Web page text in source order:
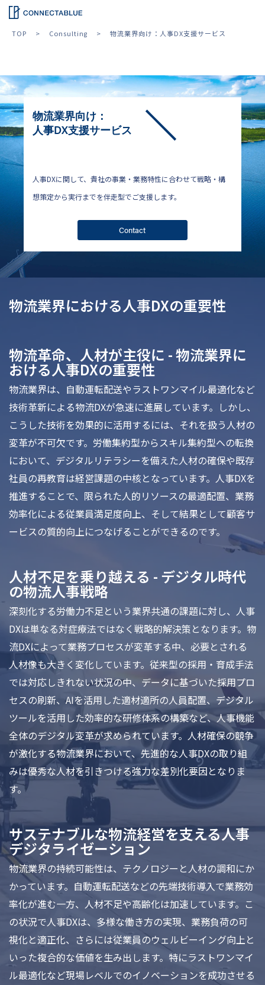
TOP Consulting 物流業界向け：人事DX支援サービス
物流業界向け：
人事DX支援サービス
人事DXに関して、貴社の事業・業務特性に合わせて戦略・構
想策定から実行までを伴走型でご支援します。
Contact
物流業界における人事DXの重要性
物流革命、人材が主役に - 物流業界に
おける人事DXの重要性
物流業界は、自動運転配送やラストワンマイル最適化など
技術革新による物流DXが急速に進展しています。しかし、
こうした技術を効果的に活用するには、それを扱う人材の
変革が不可欠です。労働集約型からスキル集約型への転換
において、デジタルリテラシーを備えた人材の確保や既存
社員の再教育は経営課題の中核となっています。人事DXを
推進することで、限られた人的リソースの最適配置、業務
効率化による従業員満足度向上、そして結果として顧客サ
ービスの質的向上につなげることができるのです。
人材不足を乗り越える - デジタル時代
の物流人事戦略
深刻化する労働力不足という業界共通の課題に対し、人事
DXは単なる対症療法ではなく戦略的解決策となります。物
流DXによって業務プロセスが変革する中、必要とされる
人材像も大きく変化しています。従来型の採用・育成手法
では対応しきれない状況の中、データに基づいた採用プロ
セスの刷新、AIを活用した適材適所の人員配置、デジタル
ツールを活用した効率的な研修体系の構築など、人事機能
全体のデジタル変革が求められています。人材確保の競争
が激化する物流業界において、先進的な人事DXの取り組
みは優秀な人材を引きつける強力な差別化要因となりま
す。
サステナブルな物流経営を支える人事
デジタライゼーション
物流業界の持続可能性は、テクノロジーと人材の調和にか
かっています。自動運転配送などの先端技術導入で業務効
率化が進む一方、人材不足や高齢化は加速しています。こ
の状況で人事DXは、多様な働き方の実現、業務負荷の可
視化と適正化、さらには従業員のウェルビーイング向上と
いった複合的な価値を生み出します。特にラストワンマイ
ル最適化など現場レベルでのイノベーションを成功させる